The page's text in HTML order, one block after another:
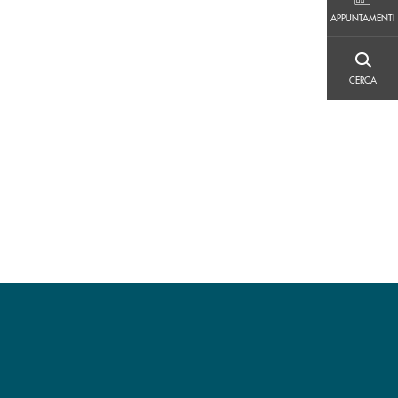
APPUNTAMENTI
CERCA